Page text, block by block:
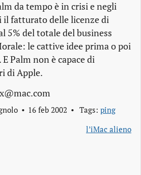
da tempo è in crisi e negli
fatturato delle licenze di
5% del totale del business
le cattive idee prima o poi
Palm non è capace di
di Apple.
16 feb 2002 Tags: ping
l’iMac alieno